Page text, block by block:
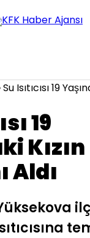
Su Isıtıcısı 19
19
Kızın
Aldı